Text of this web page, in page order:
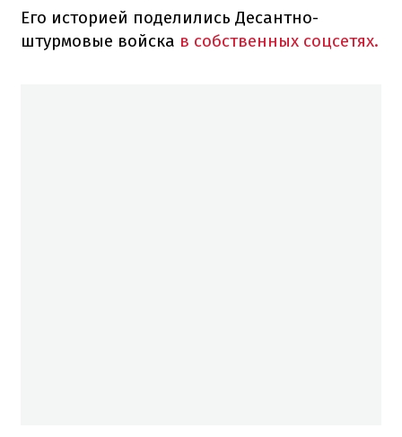
Его историей поделились Десантно-
штурмовые войска в собственных соцсетях.